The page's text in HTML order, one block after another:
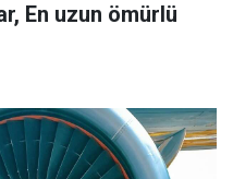
En uzun ömürlü